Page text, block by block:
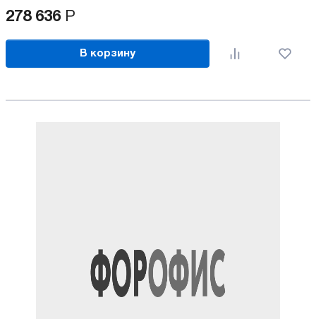
278 636 Р
В корзину